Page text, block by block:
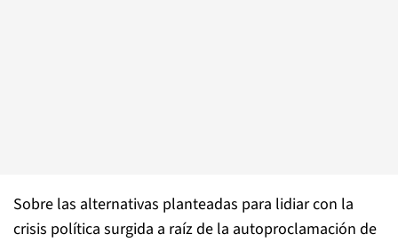
Sobre las alternativas planteadas para lidiar con la
crisis política surgida a raíz de la autoproclamación de